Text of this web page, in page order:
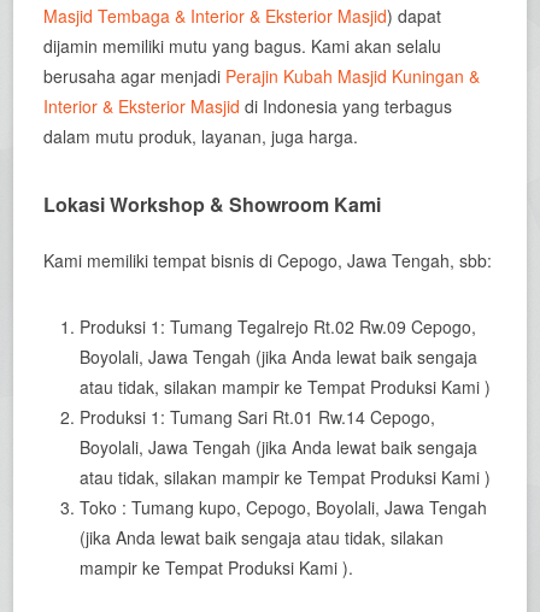
Masjid Tembaga & Interior & Eksterior Masjid) dapat
dijamin memiliki mutu yang bagus. Kami akan selalu
berusaha agar menjadi Perajin Kubah Masjid Kuningan &
Interior & Eksterior Masjid di Indonesia yang terbagus
dalam mutu produk, layanan, juga harga.
Lokasi Workshop & Showroom Kami
Kami memiliki tempat bisnis di Cepogo, Jawa Tengah, sbb:
Produksi 1: Tumang Tegalrejo Rt.02 Rw.09 Cepogo,
Boyolali, Jawa Tengah (jika Anda lewat baik sengaja
atau tidak, silakan mampir ke Tempat Produksi Kami )
Produksi 1: Tumang Sari Rt.01 Rw.14 Cepogo,
Boyolali, Jawa Tengah (jika Anda lewat baik sengaja
atau tidak, silakan mampir ke Tempat Produksi Kami )
Toko : Tumang kupo, Cepogo, Boyolali, Jawa Tengah
(jika Anda lewat baik sengaja atau tidak, silakan
mampir ke Tempat Produksi Kami ).